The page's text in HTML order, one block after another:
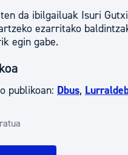
da ibilgailuak Isuri
ezarritako
egin gabe.
publikoan: Dbus,